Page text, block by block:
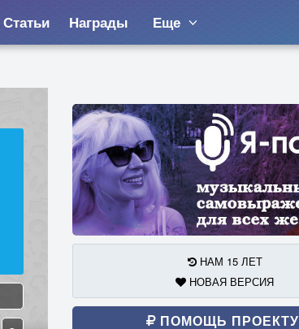
Статьи Награды Еще
НАМ 15 ЛЕТ
НОВАЯ ВЕРСИЯ
ПОМОЩЬ ПРОЕКТУ